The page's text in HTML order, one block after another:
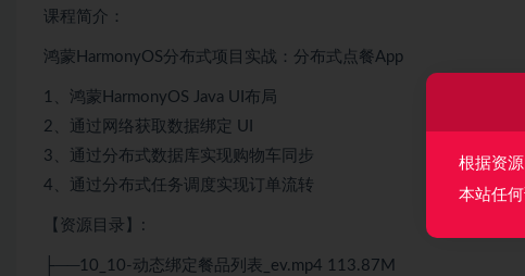
课程简介：
鸿蒙HarmonyOS分布式项目实战：分布式点餐App
1、鸿蒙HarmonyOS Java UI布局
2、通过网络获取数据绑定 UI
3、通过分布式数据库实现购物车同步
4、通过分布式任务调度实现订单流转
【资源目录】:
├──10_10-动态绑定餐品列表_ev.mp4 113.87M
根据资
本站任